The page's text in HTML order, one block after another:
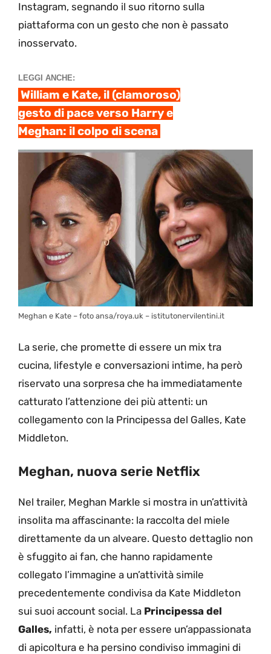
Instagram, segnando il suo ritorno sulla
piattaforma con un gesto che non è passato
inosservato.
LEGGI ANCHE:
William e Kate, il (clamoroso)
gesto di pace verso Harry e
Meghan: il colpo di scena
Meghan e Kate – foto ansa/roya.uk – istitutonervilentini.it
La serie, che promette di essere un mix tra
cucina, lifestyle e conversazioni intime, ha però
riservato una sorpresa che ha immediatamente
catturato l’attenzione dei più attenti: un
collegamento con la Principessa del Galles, Kate
Middleton.
Meghan, nuova serie Netflix
Nel trailer, Meghan Markle si mostra in un’attività
insolita ma affascinante: la raccolta del miele
direttamente da un alveare. Questo dettaglio non
è sfuggito ai fan, che hanno rapidamente
collegato l’immagine a un’attività simile
precedentemente condivisa da Kate Middleton
sui suoi account social. La Principessa del
Galles, infatti, è nota per essere un’appassionata
di apicoltura e ha persino condiviso immagini di